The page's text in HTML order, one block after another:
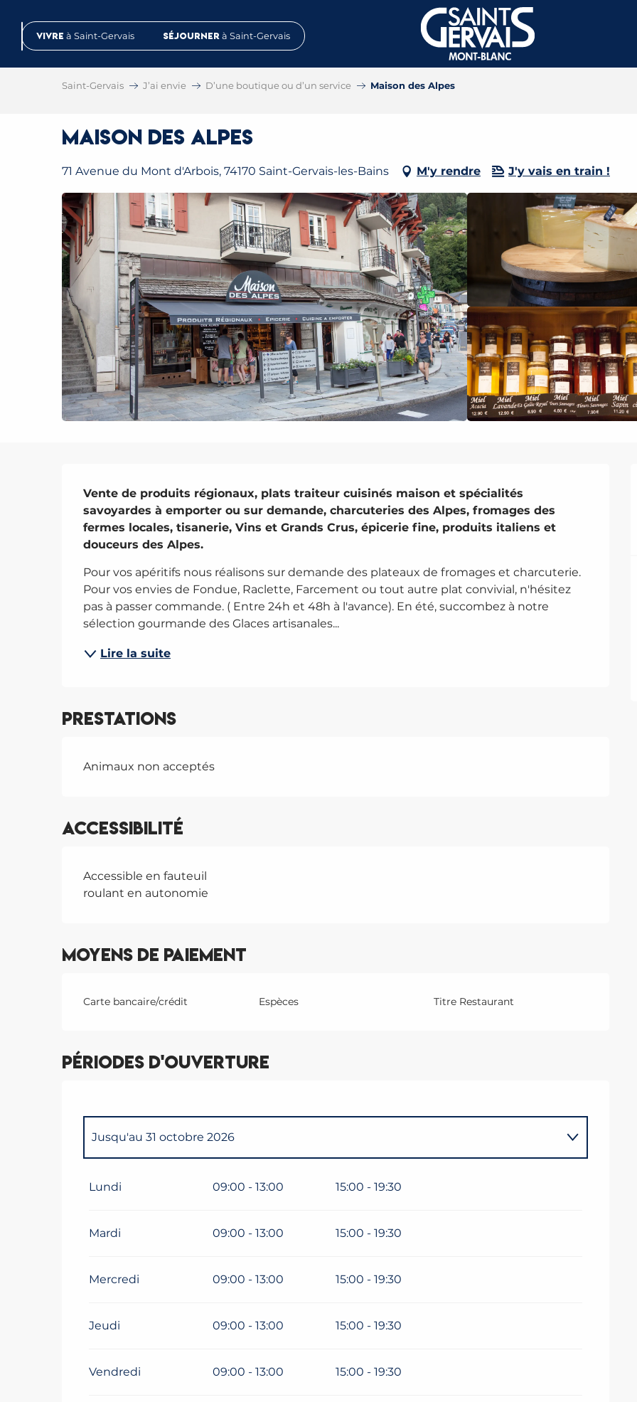
contenuVivre à Saint-Gervais Séjourner à Saint-Gervais
Saint-Gervais J’ai envie D’une boutique ou d’un service Maison des Alpes
Maison des Alpes
71 Avenue du Mont d'Arbois, 74170 Saint-Gervais-les-Bains M'y rendre J'y vais en train !
Description
Vente de produits régionaux, plats traiteur cuisinés maison et spécialités
savoyardes à emporter ou sur demande, charcuteries des Alpes, fromages des
fermes locales, tisanerie, Vins et Grands Crus, épicerie fine, produits italiens et
douceurs des Alpes.
Pour vos apéritifs nous réalisons sur demande des plateaux de fromages et charcuterie.
Pour vos envies de Fondue, Raclette, Farcement ou tout autre plat convivial, n'hésitez
pas à passer commande. ( Entre 24h et 48h à l'avance). En été, succombez à notre
sélection gourmande des Glaces artisanales...
Lire la suite
Prestations
Animaux non acceptés
Accessibilité
Accessible en fauteuil
roulant en autonomie
Moyens de paiement
Carte bancaire/crédit Espèces Titre Restaurant
Périodes d'ouverture
Jusqu'au 31 octobre 2026
Lundi 09:00 - 13:00 15:00 - 19:30
Mardi 09:00 - 13:00 15:00 - 19:30
Mercredi 09:00 - 13:00 15:00 - 19:30
Jeudi 09:00 - 13:00 15:00 - 19:30
Vendredi 09:00 - 13:00 15:00 - 19:30